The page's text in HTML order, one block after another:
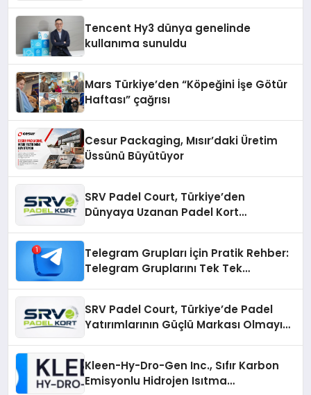
Tencent Hy3 dünya genelinde
kullanıma sunuldu
Mars Türkiye’den “Köpeğini İşe Götür
Haftası” çağrısı
Cesur Packaging, Mısır’daki Üretim
Üssünü Büyütüyor
SRV Padel Court, Türkiye’den
Dünyaya Uzanan Padel Kort
Telegram Grupları İçin Pratik Rehber:
Telegram Gruplarını Tek Tek
SRV Padel Court, Türkiye’de Padel
Yatırımlarının Güçlü Markası Olmayı
Kleen-Hy-Dro-Gen Inc., Sıfır Karbon
Emisyonlu Hidrojen Isıtma